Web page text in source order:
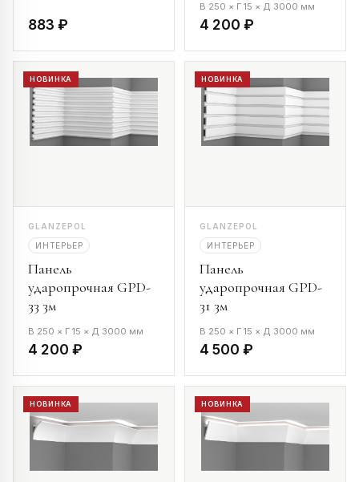
883 ₽
В 250 × Г 15 × Д 3000 мм
4 200 ₽
НОВИНКА
GLANZEPOL
ИНТЕРЬЕР
Панель
ударопрочная GPD-
33 3м
В 250 × Г 15 × Д 3000 мм
4 200 ₽
НОВИНКА
GLANZEPOL
ИНТЕРЬЕР
Панель
ударопрочная GPD-
31 3м
В 250 × Г 15 × Д 3000 мм
4 500 ₽
НОВИНКА НОВИНКА